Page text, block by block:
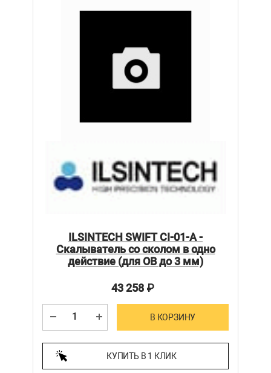
ILSINTECH SWIFT CI-01-A -
Скалыватель со сколом в одно
действие (для ОВ до 3 мм)
43 258₽
В КОРЗИНУ
КУПИТЬ В 1 КЛИК